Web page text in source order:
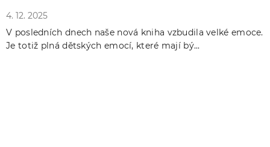
4. 12. 2025
V posledních dnech naše nová kniha vzbudila velké emoce.
Je totiž plná dětských emocí, které mají bý...